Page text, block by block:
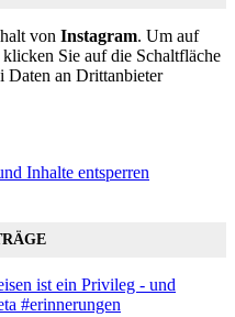
von Instagram. Um auf
Sie auf die Schaltfläche
Daten an Drittanbieter
Inhalte entsperren
ist ein Privileg - und
#erinnerungen